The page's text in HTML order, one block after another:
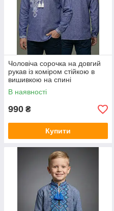
Чоловіча сорочка на довгий
рукав із коміром стійкою в
вишивкою на спині
В наявності
990 ₴
Купити